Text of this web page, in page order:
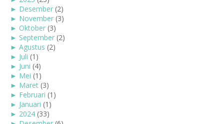
► Desember (2)
► November (3)
► Oktober (3)
► September (2)
► Agustus (2)
► Juli (1)
► Juni (4)
► Mei (1)
► Maret (3)
► Februari (1)
► Januari (1)
► 2024 (33)